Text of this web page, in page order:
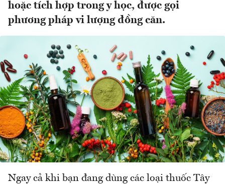
hoặc tích hợp trong y học, được gọi
phương pháp vi lượng đồng căn.
Ngay cả khi bạn đang dùng các loại thuốc Tây